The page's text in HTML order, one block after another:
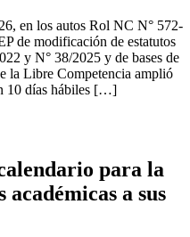
en los autos Rol NC N° 572-
de modificación de estatutos
y N° 38/2025 y de bases de
la Libre Competencia amplió
10 días hábiles […]
para la
a sus